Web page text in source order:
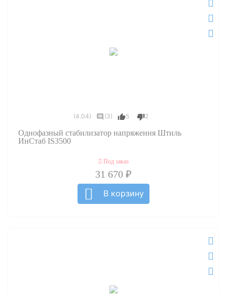
(4.04) (3) 5 2
Однофазный стабилизатор напряжения Штиль
ИнСтаб IS3500
Под заказ
31 670 ₽
В корзину